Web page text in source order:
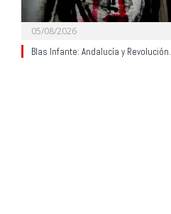
05/08/2026
Blas Infante: Andalucía y Revolución.